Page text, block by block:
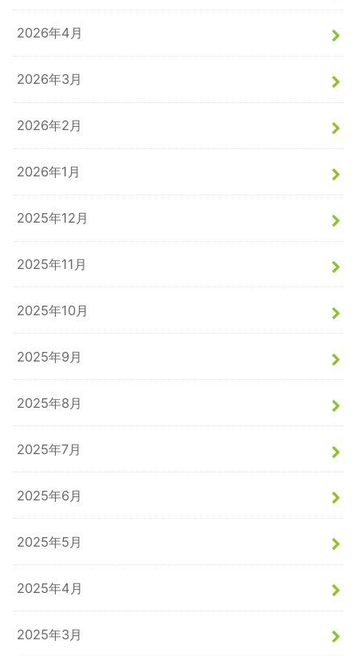
2026年4月
2026年3月
2026年2月
2026年1月
2025年12月
2025年11月
2025年10月
2025年9月
2025年8月
2025年7月
2025年6月
2025年5月
2025年4月
2025年3月